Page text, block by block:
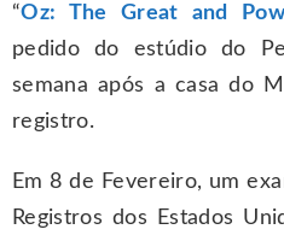
“Oz: The Great and
pedido do estúdio do
semana após a casa do
registro.
Em 8 de Fevereiro, um
Registros dos Estados